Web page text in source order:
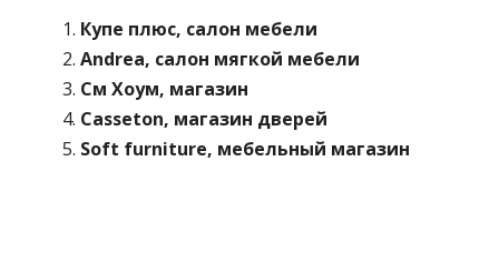
Купе плюс, салон мебели
Andrea, салон мягкой мебели
См Хоум, магазин
Casseton, магазин дверей
Soft furniture, мебельный магазин